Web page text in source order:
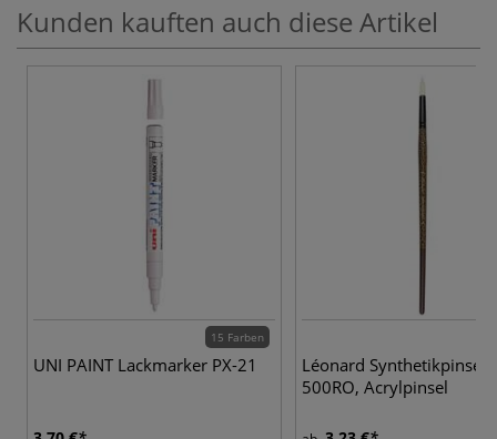
Kunden kauften auch diese Artikel
15 Farben
UNI PAINT Lackmarker PX-21
Léonard Synthetikpinsel
500RO, Acrylpinsel